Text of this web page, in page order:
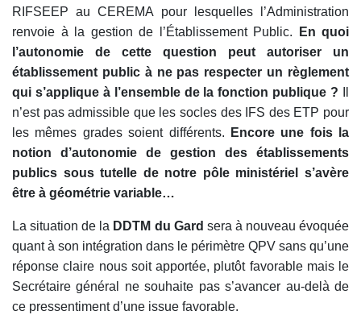
RIFSEEP au CEREMA pour lesquelles l’Administration
renvoie à la gestion de l’Établissement Public.
En quoi
l’autonomie de cette question peut autoriser un
établissement public à ne pas respecter un règlement
qui s’applique à l’ensemble de la fonction publique ?
n’est pas admissible que les socles des IFS des ETP pour
les mêmes grades soient différents.
Encore une fois la
notion d’autonomie de gestion des établissements
publics sous tutelle de notre pôle ministériel s’avère
être à géométrie variable…
La situation de la DDTM du Gard sera à nouveau évoquée
quant à son intégration dans le périmètre QPV sans qu’une
réponse claire nous soit apportée, plutôt favorable mais le
Secrétaire général ne souhaite pas s’avancer au-delà de
ce pressentiment d’une issue favorable.